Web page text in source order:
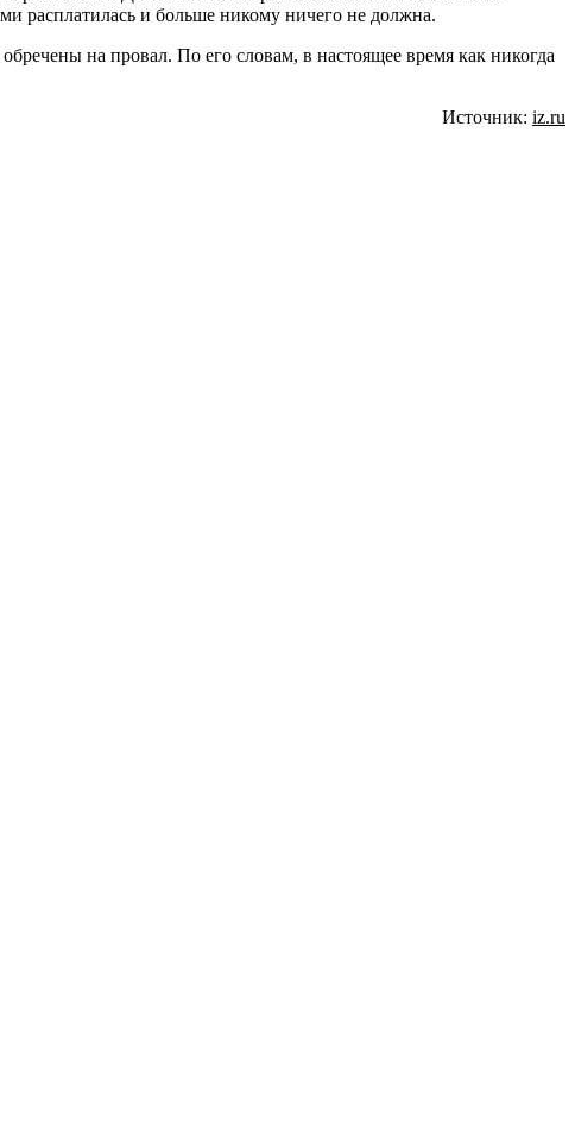
расплатилась и больше никому ничего не должна.
на провал. По его словам, в настоящее время как никогда
Источник: iz.ru